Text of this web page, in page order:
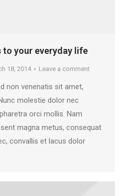
to your everyday life
18, 2014 Leave a comment
non venenatis sit amet,
molestie dolor nec
orci mollis. Nam
magna metus, consequat
convallis et lacus dolor